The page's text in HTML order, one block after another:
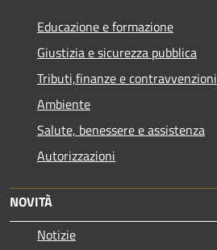
Educazione e formazione
Giustizia e sicurezza pubblica
Tributi,finanze e contravvenzioni
Ambiente
Salute, benessere e assistenza
Autorizzazioni
NOVITÀ
Notizie